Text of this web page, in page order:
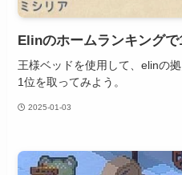
Elinのホームランキング
王様ベッドを使用して、elinの
1位を取ってみよう。
2025-01-03